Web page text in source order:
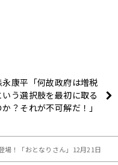
永康平「何故政府は増税
いう選択肢を最初に取る
か？それが不可解だ！」
場！「おとなりさん」12月21日